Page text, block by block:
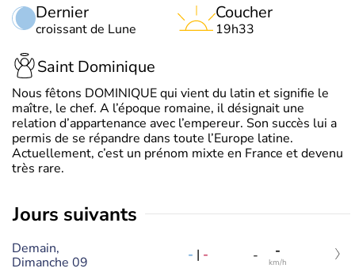
Dernier
croissant de Lune
Coucher
19h33
Saint Dominique
Nous fêtons DOMINIQUE qui vient du latin et signifie le
maître, le chef. A l’époque romaine, il désignait une
relation d’appartenance avec l’empereur. Son succès lui a
permis de se répandre dans toute l’Europe latine.
Actuellement, c’est un prénom mixte en France et devenu
très rare.
jours suivants
Demain,
Dimanche 09
- | - - -
km/h